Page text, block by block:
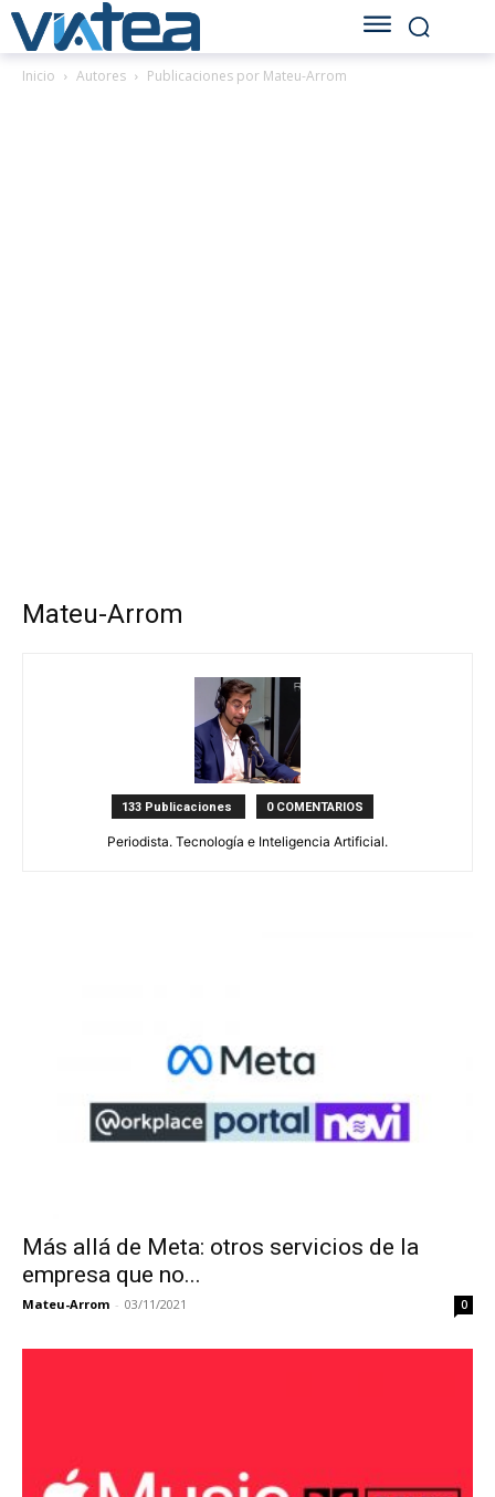
Inicio Autores Publicaciones por Mateu-Arrom
Mateu-Arrom
133 Publicaciones 0 COMENTARIOS
Periodista. Tecnología e Inteligencia Artificial.
Más allá de Meta: otros servicios de la
empresa que no...
Mateu-Arrom - 03/11/2021 0